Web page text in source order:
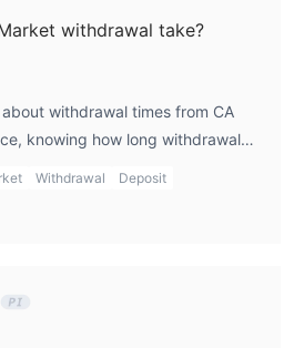
withdrawal take?
withdrawal times from CA
knowing how long withdrawals
liquidity. I would recommend
depositing funds.
Withdrawal Deposit